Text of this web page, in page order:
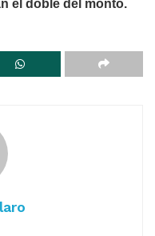
el doble del monto.